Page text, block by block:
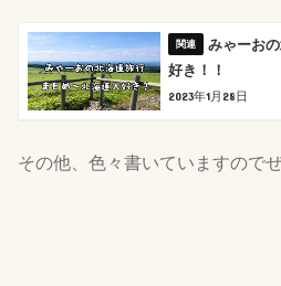
みゃーお
好き！！
2023年1月28日
その他、色々書いていますので